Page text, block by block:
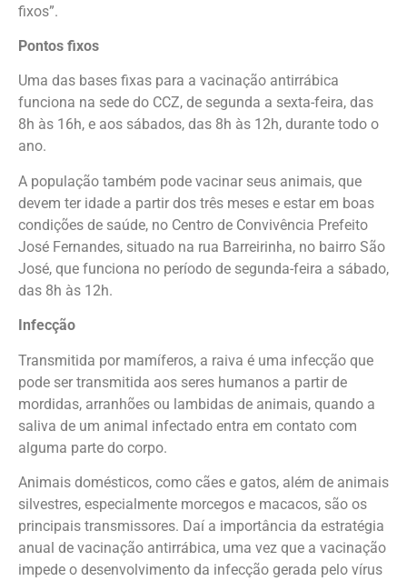
fixos”.
Pontos fixos
Uma das bases fixas para a vacinação antirrábica
funciona na sede do CCZ, de segunda a sexta-feira, das
8h às 16h, e aos sábados, das 8h às 12h, durante todo o
ano.
A população também pode vacinar seus animais, que
devem ter idade a partir dos três meses e estar em boas
condições de saúde, no Centro de Convivência Prefeito
José Fernandes, situado na rua Barreirinha, no bairro São
José, que funciona no período de segunda-feira a sábado,
das 8h às 12h.
Infecção
Transmitida por mamíferos, a raiva é uma infecção que
pode ser transmitida aos seres humanos a partir de
mordidas, arranhões ou lambidas de animais, quando a
saliva de um animal infectado entra em contato com
alguma parte do corpo.
Animais domésticos, como cães e gatos, além de animais
silvestres, especialmente morcegos e macacos, são os
principais transmissores. Daí a importância da estratégia
anual de vacinação antirrábica, uma vez que a vacinação
impede o desenvolvimento da infecção gerada pelo vírus